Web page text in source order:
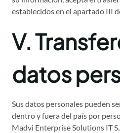
establecidos en el apartado III
V.
datos
Sus datos personales pueden
dentro y fuera del país por
Madvi Enterprise Solutions IT